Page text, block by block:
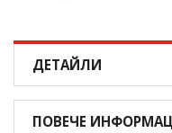
ДЕТАЙЛИ
ПОВЕЧЕ